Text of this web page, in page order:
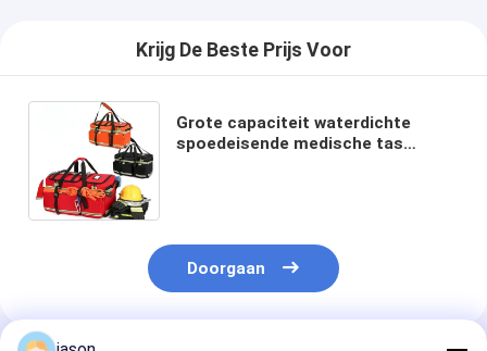
Krijg De Beste Prijs Voor
Grote capaciteit waterdichte
spoedeisende medische tas
Doorgaan